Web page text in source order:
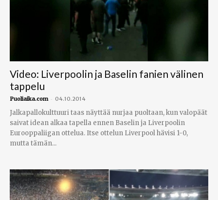
Video: Liverpoolin ja Baselin fanien välinen
tappelu
Puoliaika.com - 04.10.2014
Jalkapallokulttuuri taas näyttää nurjaa puoltaan, kun valopäät
saivat idean alkaa tapella ennen Baselin ja Liverpoolin
Eurooppaliigan ottelua. Itse ottelun Liverpool hävisi 1-0,
mutta tämän...